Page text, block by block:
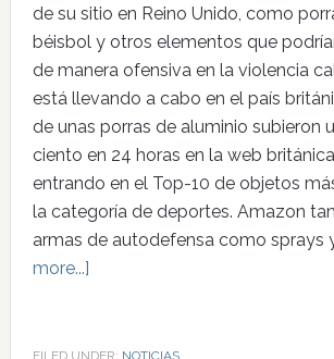
de su sitio en Reino Unido, como
béisbol y otros elementos que
de manera ofensiva en la violencia
está llevando a cabo en el país
de unas porras de aluminio subieron
ciento en 24 horas en la web
entrando en el Top-10 de objetos
la categoría de deportes. Amazon
armas de autodefensa como sprays
more...]
FILED UNDER: NOTICIAS